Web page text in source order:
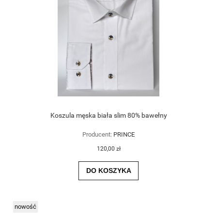
Koszula męska biała slim 80% bawełny
Producent: PRINCE
120,00 zł
DO KOSZYKA
nowość